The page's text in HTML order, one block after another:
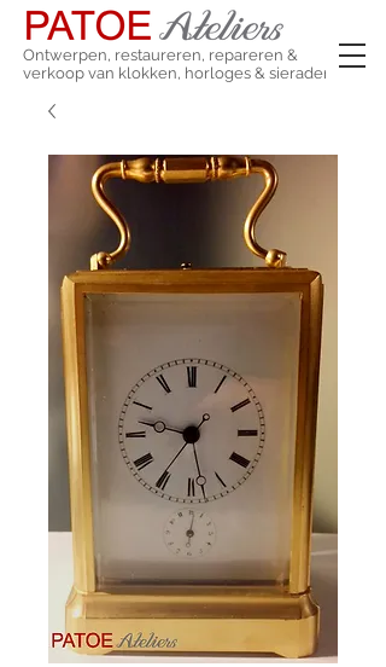
Ontwerpen, restaureren, repareren &
verkoop van klokken, horloges & sieraden